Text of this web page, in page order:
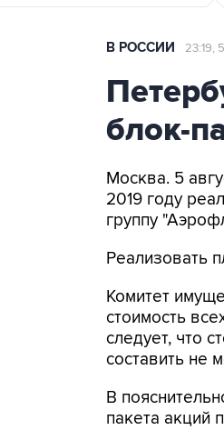
В РОССИИ 23:19,
блок-
Москва. 5
2019 году
группу
Реализовать
Комитет
стоимость
следует, что
составить не
В
пакета акций